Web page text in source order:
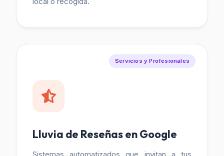
Servicios y Profesionales
Lluvia de Reseñas en Google